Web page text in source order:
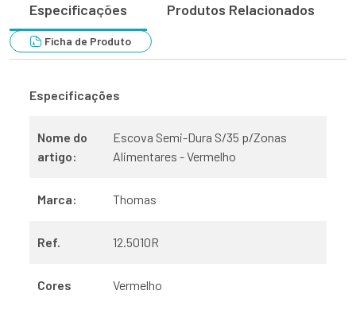
Especificações Produtos Relacionados
Ficha de Produto
Especificações
Nome do
artigo:
Escova Semi-Dura S/35 p/Zonas
Alimentares - Vermelho
Marca: Thomas
Ref. 12.5010R
Cores Vermelho